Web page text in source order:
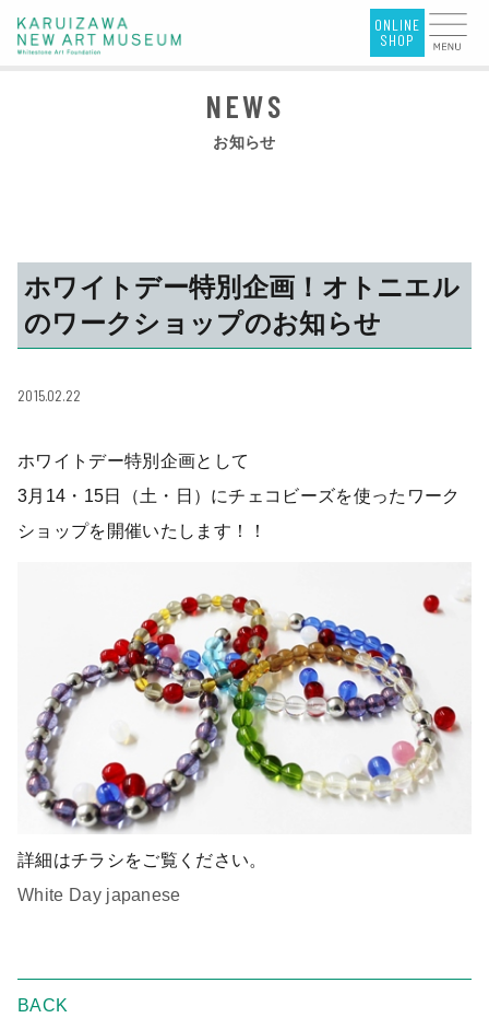
お知らせ
ホワイトデー特別企画！オトニエル
のワークショップのお知らせ
2015.02.22
ホワイトデー特別企画として
3月14・15日（土・日）にチェコビーズを使ったワーク
ショップを開催いたします！！
詳細はチラシをご覧ください。
White Day japanese
BACK